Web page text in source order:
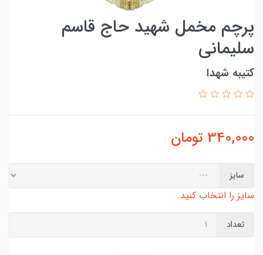
پرچم مخمل شهید حاج قاسم
سلیمانی
کتیبه شهدا
340,000 تومان
سایز
سایز را انتخاب کنید.
تعداد